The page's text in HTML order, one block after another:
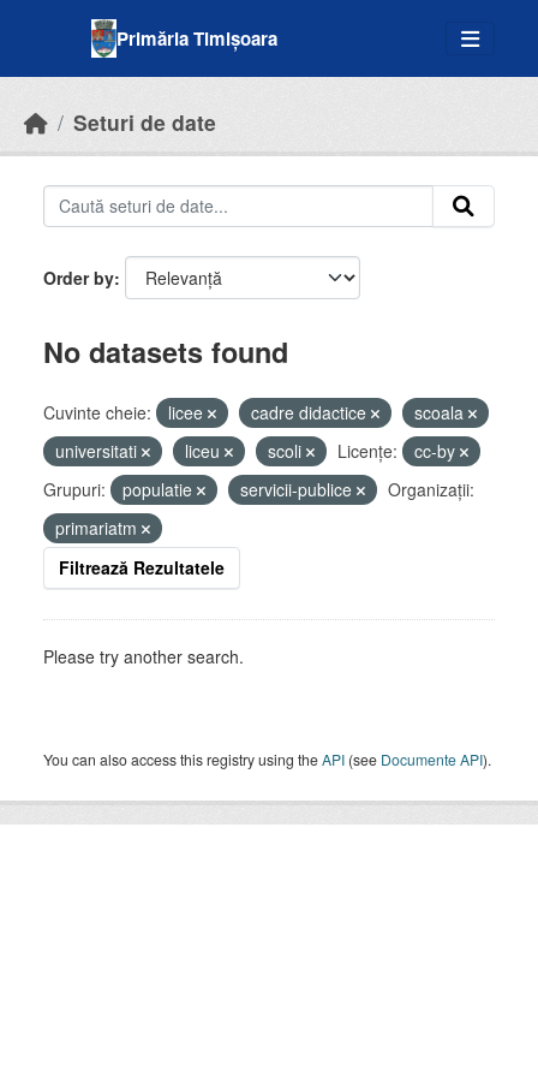
Primăria Timișoara
Seturi de date
Order by
No datasets found
Cuvinte cheie: licee cadre didactice
scoala
universitati
liceu scoli Licenţe:
cc-by
Grupuri:
populatie servicii-publice
Organizații:
primariatm
Filtrează Rezultatele
Please try another search.
You can also access this registry using theAPI (see Documente API).